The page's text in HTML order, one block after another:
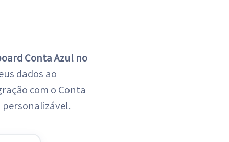
Conta Azul no
dados ao
com o Conta